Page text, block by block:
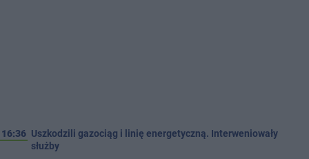
16:36 Uszkodzili gazociąg i linię energetyczną. Interweniowały
służby